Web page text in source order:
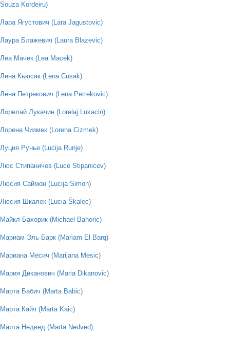
Souza Kordeiru)
Лара Ягустович (Lara Jagustovic)
Лаура Блажевич (Laura Blazevic)
Леа Мачек (Lea Macek)
Лена Кьюсак (Lena Cusak)
Лена Петрекович (Lena Petrekovic)
Лорелай Лукачин (Lorelaj Lukacin)
Лорена Чизмек (Lorena Cizmek)
Луция Рунье (Lucija Runje)
Люс Стипаничев (Luce Stipanicev)
Люсия Саймон (Lucija Simon)
Люсия Шкалек (Lucia Škalec)
Майкл Бахорик (Michael Bahoric)
Мариам Эль Барк (Mariam El Barq)
Мариана Месич (Marijana Mesic)
Мария Диканович (Maria Dikanovic)
Марта Бабич (Marta Babic)
Марта Кайч (Marta Kaic)
Марта Недвед (Marta Nedved)